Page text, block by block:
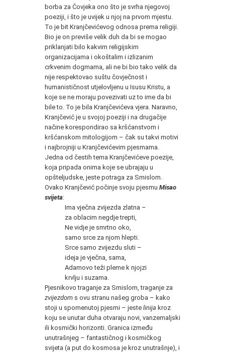
borba za Čovjeka ono što je svrha njegovoj
poeziji, i što je uvijek u njoj na prvom mjestu.
To je bit Kranjčevićevog odnosa prema religiji.
Bio je on previše velik duh da bi se mogao
priklanjati bilo kakvim religijskim
organizacijama i okoštalim i izlizanim
crkvenim dogmama, ali ne bi bio tako velik da
nije respektovao suštu čovječnost i
humanističnost utjelovljenu u Isusu Kristu, a
koje se ne moraju povezivati uz to ime da bi
bile to. To je bila Kranjčevićeva vjera. Naravno,
Kranjčević je u svojoj poeziji i na drugačije
načine korespondirao sa kršćanstvom i
kršćanskom mitologijom – čak su takvi motivi
i najbrojniji u Kranjčevićevim pjesmama.
Jedna od čestih tema Kranjčevićeve poezije,
koja pripada onima koje se ubrajaju u
opšteljudske, jeste potraga za Smislom.
Ovako Kranjčević počinje svoju pjesmu Misao
svijeta:
Ima vječna zvijezda zlatna –
za oblacim negdje trepti,
Ne vidje je smrtno oko,
samo srce za njom hlepti.
Srce samo zvijezdu sluti –
ideja je vječna, sama,
Adamovo teži pleme k njojzi
krvlju i suzama.
Pjesnikovo traganje za Smislom, traganje za
zvijezdom s ovu stranu našeg groba – kako
stoji u spomenutoj pjesmi – jeste linija kroz
koju se unutar duha otvaraju novi, vanzemaljski
ili kosmički horizonti. Granica između
unutrašnjeg – fantastičnog i kosmičkog
svijeta (a put do kosmosa je kroz unutrašnje), i